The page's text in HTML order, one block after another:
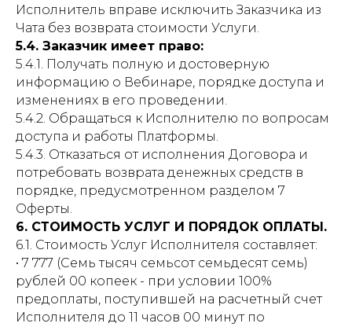
Исполнитель вправе исключить Заказчика из
Чата без возврата стоимости Услуги.
5.4. Заказчик имеет право:
5.4.1. Получать полную и достоверную
информацию о Вебинаре, порядке доступа и
изменениях в его проведении.
5.4.2. Обращаться к Исполнителю по вопросам
доступа и работы Платформы.
5.4.3. Отказаться от исполнения Договора и
потребовать возврата денежных средств в
порядке, предусмотренном разделом 7
Оферты.
6. СТОИМОСТЬ УСЛУГ И ПОРЯДОК ОПЛАТЫ.
6.1. Стоимость Услуг Исполнителя составляет:
• 7 777 (Семь тысяч семьсот семьдесят семь)
рублей 00 копеек - при условии 100%
предоплаты, поступившей на расчетный счет
Исполнителя до 11 часов 00 минут по